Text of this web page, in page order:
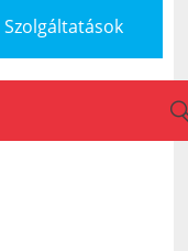
Szolgáltatások